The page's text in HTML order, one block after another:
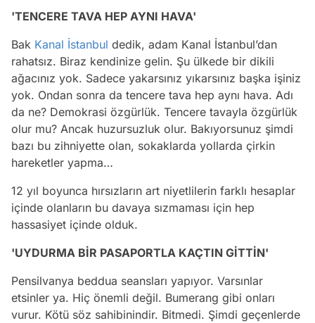
'TENCERE TAVA HEP AYNI HAVA'
Bak Kanal İstanbul dedik, adam Kanal İstanbul’dan
rahatsız. Biraz kendinize gelin. Şu ülkede bir dikili
ağacınız yok. Sadece yakarsınız yıkarsınız başka işiniz
yok. Ondan sonra da tencere tava hep aynı hava. Adı
da ne? Demokrasi özgürlük. Tencere tavayla özgürlük
olur mu? Ancak huzursuzluk olur. Bakıyorsunuz şimdi
bazı bu zihniyette olan, sokaklarda yollarda çirkin
hareketler yapma…
12 yıl boyunca hırsızların art niyetlilerin farklı hesaplar
içinde olanların bu davaya sızmaması için hep
hassasiyet içinde olduk.
'UYDURMA BİR PASAPORTLA KAÇTIN GİTTİN'
Pensilvanya beddua seansları yapıyor. Varsınlar
etsinler ya. Hiç önemli değil. Bumerang gibi onları
vurur. Kötü söz sahibinindir. Bitmedi. Şimdi geçenlerde